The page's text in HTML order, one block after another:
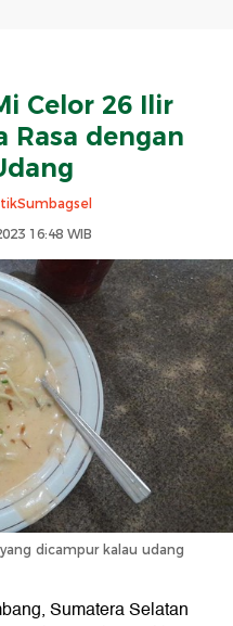
Celor 26 Ilir
Rasa dengan
16:48 WIB
dicampur kalau udang
Sumatera Selatan